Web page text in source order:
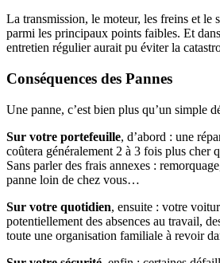
La transmission, le moteur, les freins et le
parmi les principaux points faibles. Et
entretien régulier aurait pu éviter la
Conséquences des Pannes
Une panne, c’est bien plus qu’un simple
Sur votre portefeuille, d’abord : une
coûtera généralement 2 à 3 fois plus cher
Sans parler des frais annexes :
panne loin de chez vous…
Sur votre quotidien, ensuite : votre
potentiellement des absences au travail,
toute une organisation familiale à revoir